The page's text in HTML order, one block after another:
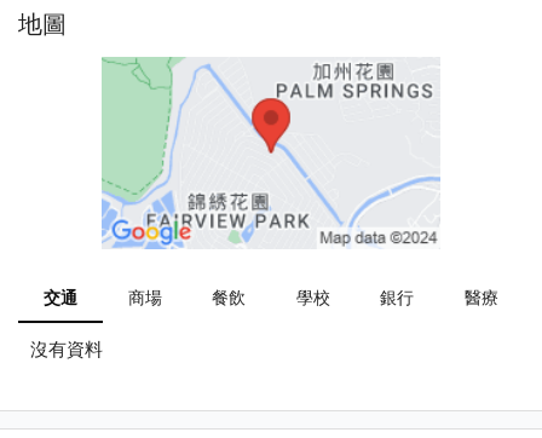
地圖
交通 商場 餐飲 學校 銀行 醫療
沒有資料